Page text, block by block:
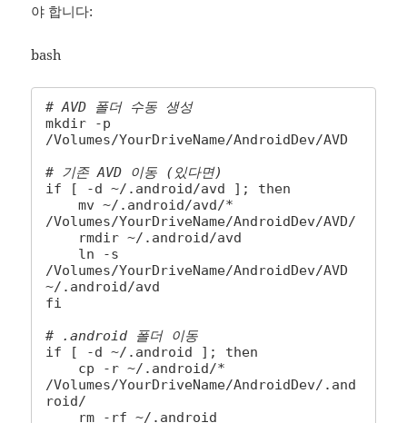
야 합니다:
bash
# AVD 폴더 수동 생성
mkdir -p
/Volumes/YourDriveName/AndroidDev/AVD
# 기존 AVD 이동 (있다면)
if [ -d ~/.android/avd ]; then
    mv ~/.android/avd/*
/Volumes/YourDriveName/AndroidDev/AVD/
/Volumes/YourDriveName/AndroidDev/AVD
~/.android/avd
fi
# .android 폴더 이동
if [ -d ~/.android ]; then
/Volumes/YourDriveName/AndroidDev/.and
roid/